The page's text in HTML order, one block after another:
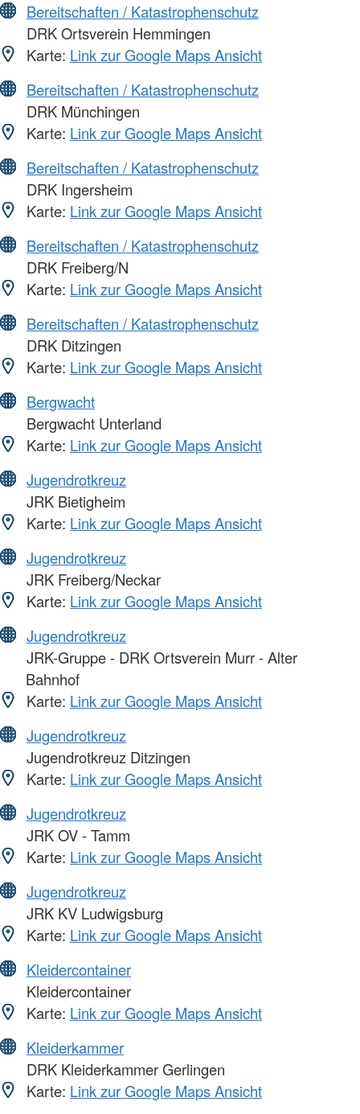
Bereitschaften / Katastrophenschutz
DRK Ortsverein Hemmingen
Karte: Link zur Google Maps Ansicht
Bereitschaften / Katastrophenschutz
DRK Münchingen
Karte: Link zur Google Maps Ansicht
Bereitschaften / Katastrophenschutz
DRK Ingersheim
Karte: Link zur Google Maps Ansicht
Bereitschaften / Katastrophenschutz
DRK Freiberg/N
Karte: Link zur Google Maps Ansicht
Bereitschaften / Katastrophenschutz
DRK Ditzingen
Karte: Link zur Google Maps Ansicht
Bergwacht
Bergwacht Unterland
Karte: Link zur Google Maps Ansicht
Jugendrotkreuz
JRK Bietigheim
Karte: Link zur Google Maps Ansicht
Jugendrotkreuz
JRK Freiberg/Neckar
Karte: Link zur Google Maps Ansicht
Jugendrotkreuz
JRK-Gruppe - DRK Ortsverein Murr - Alter
Bahnhof
Karte: Link zur Google Maps Ansicht
Jugendrotkreuz
Jugendrotkreuz Ditzingen
Karte: Link zur Google Maps Ansicht
Jugendrotkreuz
JRK OV - Tamm
Karte: Link zur Google Maps Ansicht
Jugendrotkreuz
JRK KV Ludwigsburg
Karte: Link zur Google Maps Ansicht
Kleidercontainer
Kleidercontainer
Karte: Link zur Google Maps Ansicht
Kleiderkammer
DRK Kleiderkammer Gerlingen
Karte: Link zur Google Maps Ansicht